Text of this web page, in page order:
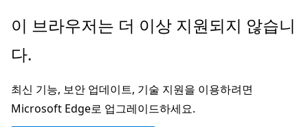
주
콘
츠
로
이 브라우저는 더 이상 지원되지 않습니
다.
최신 기능, 보안 업데이트, 기술 지원을 이용하려면
Microsoft Edge로 업그레이드하세요.